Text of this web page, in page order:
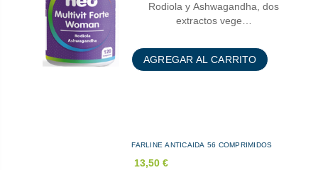
Rodiola y Ashwagandha, dos
extractos vege…
AGREGAR AL CARRITO
FARLINE ANTICAIDA 56 COMPRIMIDOS
13,50 €